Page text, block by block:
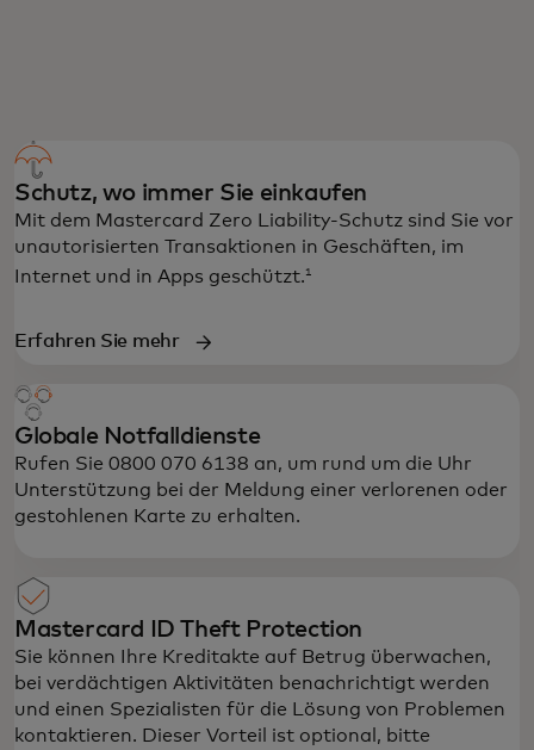
Schutz, wo immer Sie einkaufen
Mit dem Mastercard Zero Liability-Schutz sind Sie vor
unautorisierten Transaktionen in Geschäften, im
Internet und in Apps geschützt. 1
Erfahren Sie mehr
Globale Notfalldienste
Rufen Sie 0800 070 6138 an, um rund um die Uhr
Unterstützung bei der Meldung einer verlorenen oder
gestohlenen Karte zu erhalten.
Mastercard ID Theft Protection
Sie können Ihre Kreditakte auf Betrug überwachen,
bei verdächtigen Aktivitäten benachrichtigt werden
und einen Spezialisten für die Lösung von Problemen
kontaktieren. Dieser Vorteil ist optional, bitte